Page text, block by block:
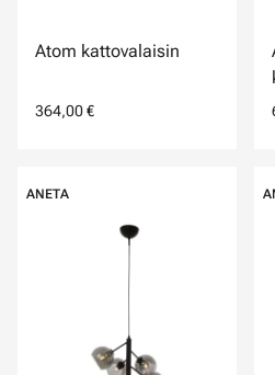
Atom kattovalaisin
364,00 €
ANETA